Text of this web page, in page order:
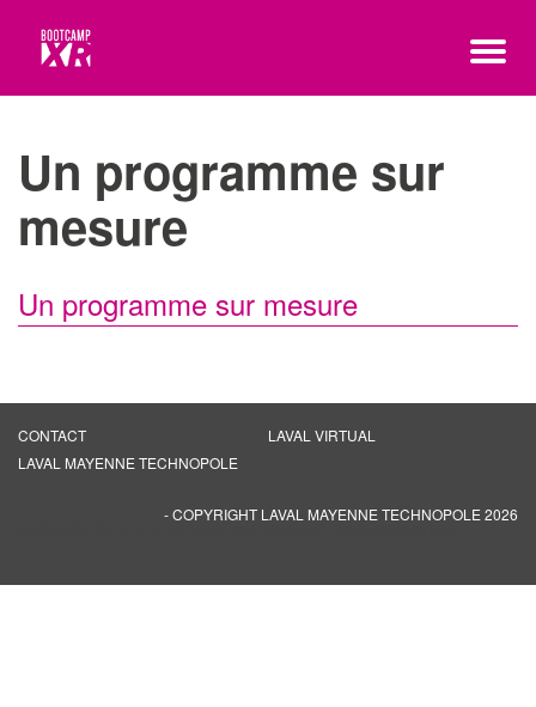
Un programme sur
mesure
Un programme sur mesure
CONTACT
LAVAL VIRTUAL
LAVAL MAYENNE TECHNOPOLE
- COPYRIGHT LAVAL MAYENNE TECHNOPOLE 2026